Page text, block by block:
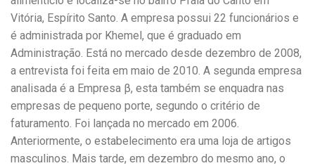
Vitória, Espírito Santo. A empresa possui 22 funcionários e
é administrada por Khemel, que é graduado em
Administração. Está no mercado desde dezembro de 2008,
a entrevista foi feita em maio de 2010. A segunda empresa
analisada é a Empresa β, esta também se enquadra nas
empresas de pequeno porte, segundo o critério de
faturamento. Foi lançada no mercado em 2006.
Anteriormente, o estabelecimento era uma loja de artigos
masculinos. Mais tarde, em dezembro do mesmo ano, o